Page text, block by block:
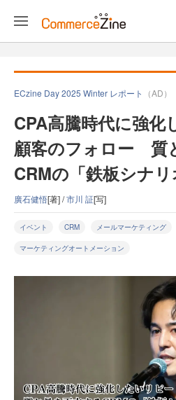
ECzine Day 2025 Winter レポート （AD）
CPA高騰時代に強化
顧客のフォロー 質
CRMの「鉄板シナ
廣石健悟[著] /市川 証[写]
イベント CRM メールマーケティング
マーケティングオートメーション